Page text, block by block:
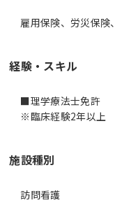
雇用保険、労災保険
経験・スキル
■理学療法士免許
※臨床経験2年以上
施設種別
訪問看護